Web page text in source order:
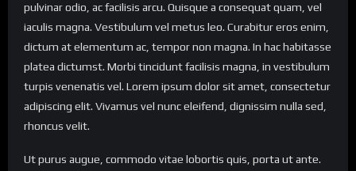
pulvinar odio, ac facilisis arcu. Quisque a consequat quam, vel
iaculis magna. Vestibulum vel metus leo. Curabitur eros enim,
dictum at elementum ac, tempor non magna. In hac habitasse
platea dictumst. Morbi tincidunt facilisis magna, in vestibulum
turpis venenatis vel. Lorem ipsum dolor sit amet, consectetur
adipiscing elit. Vivamus vel nunc eleifend, dignissim nulla sed,
rhoncus velit.
Ut purus augue, commodo vitae lobortis quis, porta ut ante.